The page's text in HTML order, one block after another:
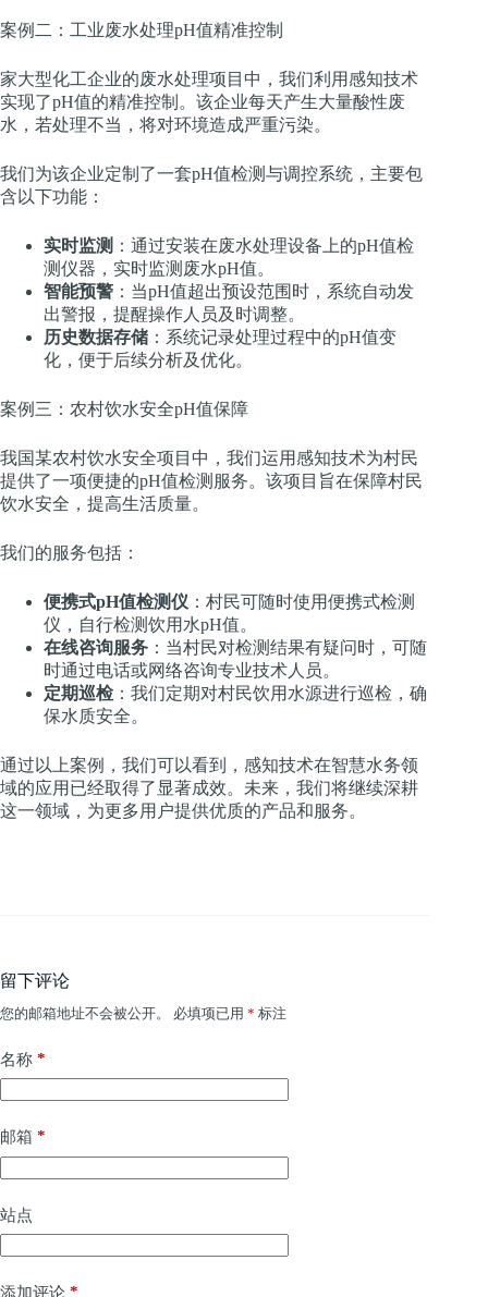
案例二：工业废水处理pH值精准控制
家大型化工企业的废水处理项目中，我们利用感知技术
实现了pH值的精准控制。该企业每天产生大量酸性废
水，若处理不当，将对环境造成严重污染。
我们为该企业定制了一套pH值检测与调控系统，主要包
含以下功能：
实时监测 ：通过安装在废水处理设备上的pH值检
测仪器，实时监测废水pH值。
智能预警 ：当pH值超出预设范围时，系统自动发
出警报，提醒操作人员及时调整。
历史数据存储 ：系统记录处理过程中的pH值变
化，便于后续分析及优化。
案例三：农村饮水安全pH值保障
我国某农村饮水安全项目中，我们运用感知技术为村民
提供了一项便捷的pH值检测服务。该项目旨在保障村民
饮水安全，提高生活质量。
我们的服务包括：
便携式pH值检测仪 ：村民可随时使用便携式检测
仪，自行检测饮用水pH值。
在线咨询服务 ：当村民对检测结果有疑问时，可随
时通过电话或网络咨询专业技术人员。
定期巡检：我们定期对村民饮用水源进行巡检，确
保水质安全。
通过以上案例，我们可以看到，感知技术在智慧水务领
域的应用已经取得了显著成效。未来，我们将继续深耕
这一领域，为更多用户提供优质的产品和服务。
留下评论
您的邮箱地址不会被公开。 必填项已用 * 标注
名称 *
邮箱 *
站点
添加评论 *